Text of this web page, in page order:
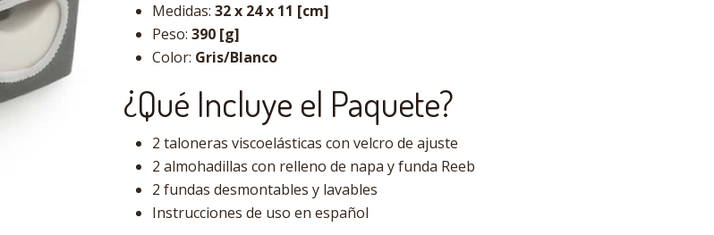
Medidas: 32 x 24 x 11 [cm]
Peso: 390 [g]
Color: Gris/Blanco
¿Qué Incluye el Paquete?
2 taloneras viscoelásticas con velcro de ajuste
2 almohadillas con relleno de napa y funda Reeb
2 fundas desmontables y lavables
Instrucciones de uso en español